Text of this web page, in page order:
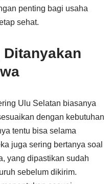
penting bagi usaha
sehat.
Ulu Selatan biasanya
dengan kebutuhan
tentu bisa selama
juga sering bertanya soal
yang dipastikan sudah
sebelum dikirim.